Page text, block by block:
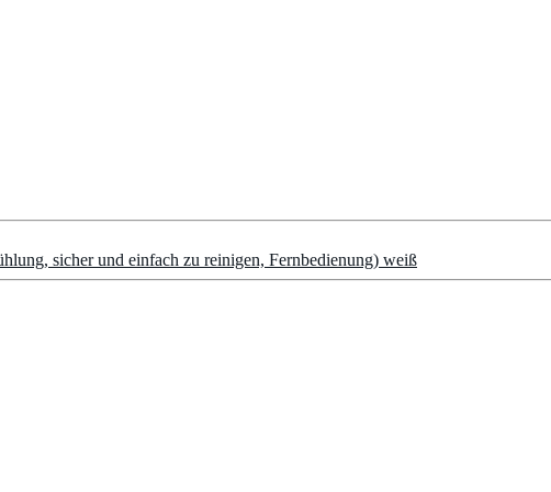
sicher und einfach zu reinigen, Fernbedienung) weiß